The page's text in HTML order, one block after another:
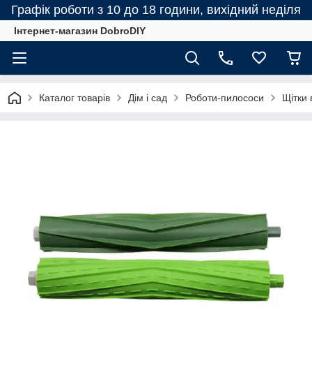
Графік роботи з 10 до 18 години, вихідний неділя
Інтернет-магазин DobroDIY
Каталог товарів Дім і сад Роботи-пилососи Щітки